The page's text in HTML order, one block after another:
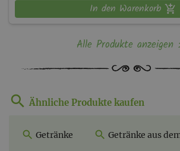
In den Warenkorb
Alle Produkte anzeigen
Ähnliche Produkte kaufen
Getränke Getränke aus